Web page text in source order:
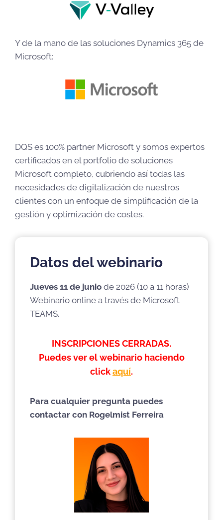
Y de la mano de las soluciones Dynamics 365 de
Microsoft:
DQS es 100% partner Microsoft y somos expertos
certificados en el portfolio de soluciones
Microsoft completo, cubriendo así todas las
necesidades de digitalización de nuestros
clientes con un enfoque de simplificación de la
gestión y optimización de costes.
Datos del webinario
Jueves 11 de junio de 2026 (10 a 11 horas)
Webinario online a través de Microsoft
TEAMS.
INSCRIPCIONES CERRADAS.
Puedes ver el webinario haciendo
clickaquí.
Para cualquier pregunta puedes
contactar con Rogelmist Ferreira